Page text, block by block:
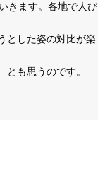
きます。各地で人び
とした姿の対比が楽
も思うのです。